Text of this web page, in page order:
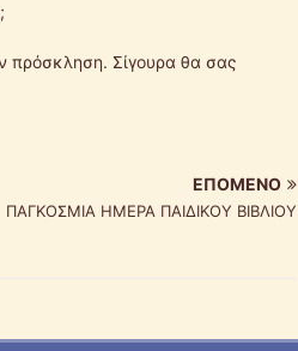
πρόσκληση. Σίγουρα θα σας
ΕΠΌΜΕΝΟ
ΠΑΓΚΟΣΜΙΑ ΗΜΕΡΑ ΠΑΙΔΙΚΟΥ ΒΙΒΛΙΟΥ